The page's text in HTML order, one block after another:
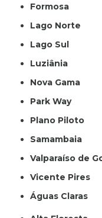
Formosa
Lago Norte
Lago Sul
Luziânia
Nova Gama
Park Way
Plano Piloto
Samambaia
Valparaíso de
Vicente Pires
Águas Claras